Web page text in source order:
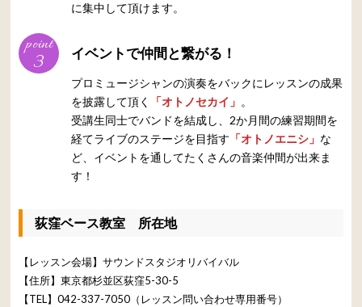
に集中して頂けます。
point
3 イベントで仲間と繋がる！
プロミュージシャンの演奏をバックにレッスンの成果
を披露して頂く
「オトノセカイ」 。
受講生同士でバンドを結成し、2か月間の練習期間を
経てライブのステージを目指す 「オトノエニシ」 な
ど、イベントを通してたくさんの音楽仲間が出来ま
す！
荻窪ベース教室 所在地
【レッスン会場】サウンドスタジオリバイバル
【住所】東京都杉並区荻窪5-30-5
【TEL】042-337-7050（レッスン問い合わせ専用番号）